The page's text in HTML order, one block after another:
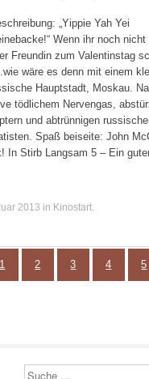
„Yippie Yah Yei
Wenn ihr noch
Freundin zum Valentinstag
wäre es denn mit einem
Hauptstadt, Moskau.
tödlichem Nervengas,
und abtrünnigen
Spaß beiseite: John
In Stirb Langsam 5 – Ein
2013 in Kinostart.
1 2 3 4 5
Suchen